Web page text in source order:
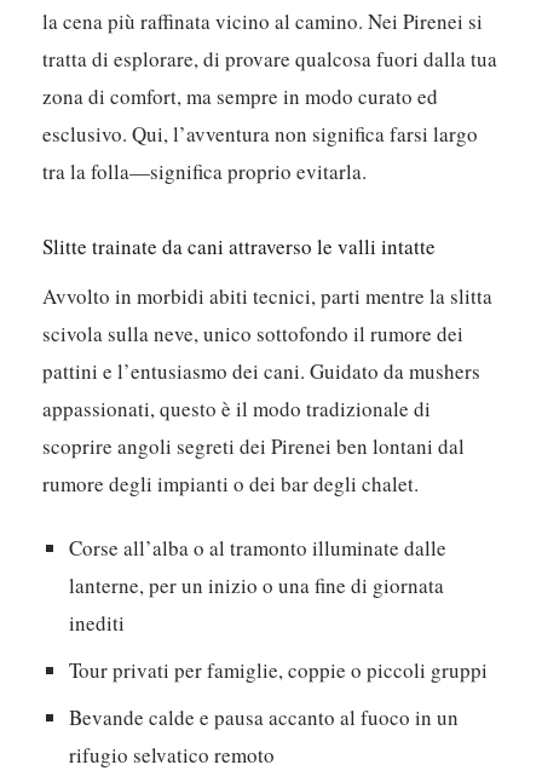
la cena più raffinata vicino al camino. Nei Pirenei si
tratta di esplorare, di provare qualcosa fuori dalla tua
zona di comfort, ma sempre in modo curato ed
esclusivo.Qui, l’avventura non significa farsi largo
tra la folla—significa proprio evitarla.
Slitte trainate da cani attraverso le valli intatte
Avvolto in morbidi abiti tecnici, parti mentre la slitta
scivola sulla neve, unico sottofondo il rumore dei
pattini e l’entusiasmo dei cani. Guidato da mushers
appassionati, questo è il modo tradizionale di
scoprire angoli segreti dei Pirenei ben lontani dal
rumore degli impianti o dei bar degli chalet.
Corse all’alba o al tramonto illuminate dalle
lanterne, per un inizio o una fine di giornata
inediti
Tour privati per famiglie, coppie o piccoli gruppi
Bevande calde e pausa accanto al fuoco in un
rifugio selvatico remoto